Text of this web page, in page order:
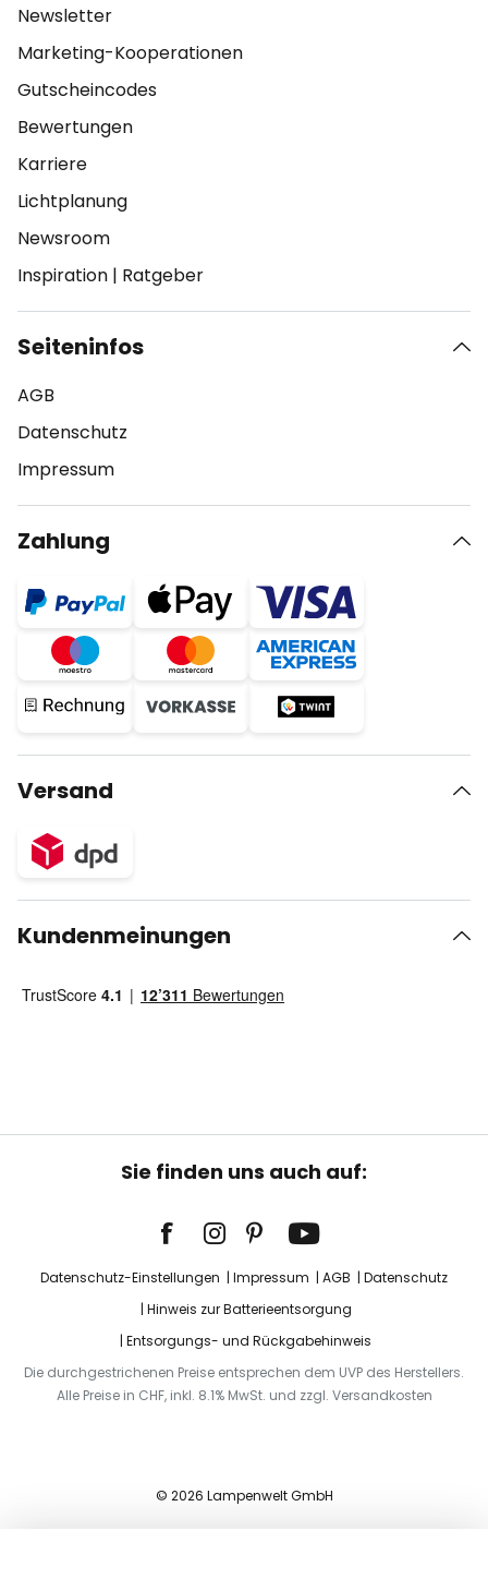
Newsletter
Marketing-Kooperationen
Gutscheincodes
Bewertungen
Karriere
Lichtplanung
Newsroom
Inspiration | Ratgeber
Seiteninfos
AGB
Datenschutz
Impressum
Zahlung
Versand
Kundenmeinungen
Sie finden uns auch auf:
Datenschutz-Einstellungen Impressum AGB
Datenschutz
Hinweis zur Batterieentsorgung
Entsorgungs- und Rückgabehinweis
Die durchgestrichenen Preise entsprechen dem UVP des Herstellers.
Alle Preise in CHF, inkl. 8.1% MwSt. und zzgl. Versandkosten
© 2026 Lampenwelt GmbH